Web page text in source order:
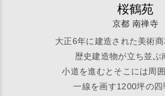
桜鶴苑
京都 南禅寺
大正6年に建造された美術
歴史建造物が立ち並ぶ
小道を進むとそこには周
一線を画す1200坪の四